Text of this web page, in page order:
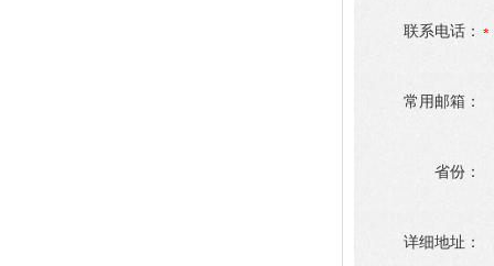
联系电话：
常用邮箱：
省份：
详细地址：